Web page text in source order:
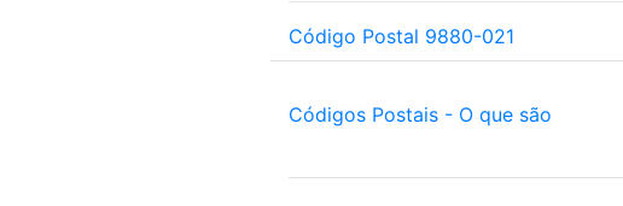
Código Postal 9880-021
Códigos Postais - O que são